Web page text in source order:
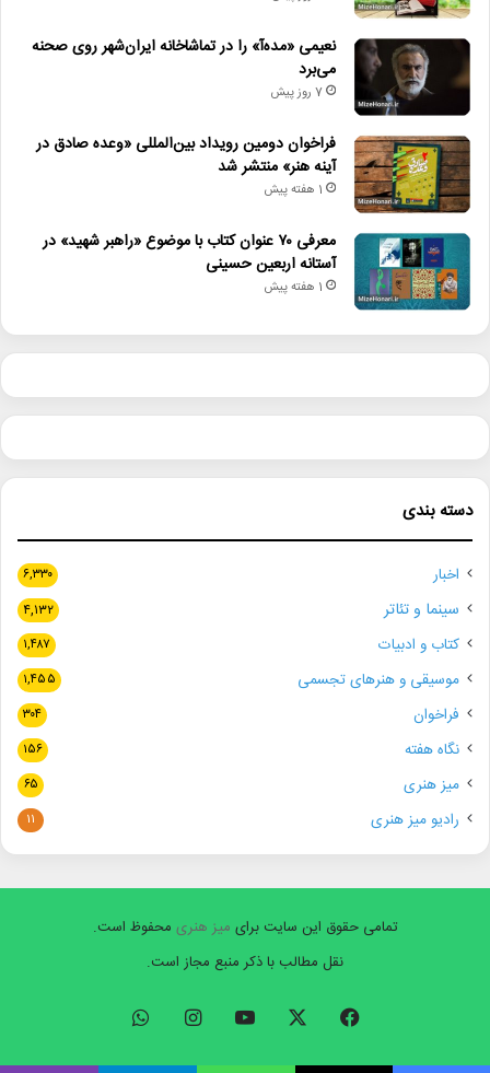
نعیمی «مده‌آ» را در تماشاخانه ایران‌شهر روی صحنه
می‌برد
7 روز پیش
فراخوان دومین رویداد بین‌المللی «وعده صادق در
آینه هنر» منتشر شد
1 هفته پیش
معرفی ۷۰ عنوان کتاب با موضوع «راهبر شهید» در
آستانه اربعین حسینی
1 هفته پیش
دسته بندی
اخبار ۶,۳۳۰
سینما و تئاتر ۴,۱۳۲
کتاب و ادبیات ۱,۴۸۷
موسیقی و هنرهای تجسمی ۱,۴۵۵
فراخوان ۳۰۴
نگاه هفته ۱۵۶
میز هنری ۶۵
رادیو میز هنری ۱۱
تمامی حقوق این سایت برای میز هنری محفوظ است.
نقل مطالب با ذکر منبع مجاز است.
فیسبوک ایکس یوتیوب اینستاگرام